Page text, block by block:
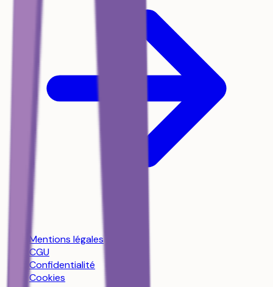
Mentions légales
CGU
Confidentialité
Cookies